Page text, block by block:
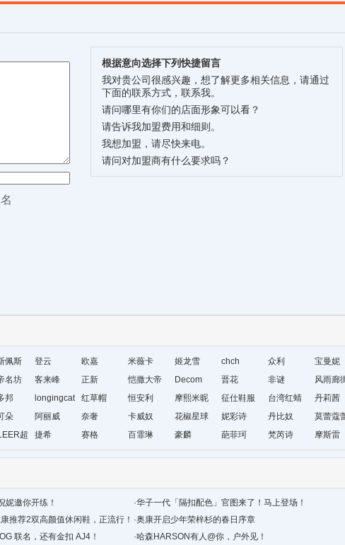
根据意向选择下列快捷留言
我对贵公司很感兴趣，想了解更多相关信息，请通过
下面的联系方式，联系我。
请问哪里有你们的店面形象可以看？
请告诉我加盟费用和细则。
我想加盟，请尽快来电。
请问对加盟商有什么要求吗？
佩斯 登云 欧嘉 米薇卡 姬龙雪 chch 众利
宝曼妮
名坊 客来峰 正新 恺撒大帝 Decom 晋花 非谜
风雨廊
邦 longingcat 红草帽 恒安利 摩熙米昵 征仕鞋服
台湾红蜻
蜓
丹莉茜
朵 阿丽威 奈奢 卡威奴 花椒星球 妮彩诗 丹比奴
莫蕾蔻
超
捷希 赛格 百霏琳 豪麟 葩菲珂 梵芮诗 摩斯雷
妮邀你开练！ ·华子一代「隔扣配色」官图来了！马上登场！
推荐2双高颜值休闲鞋，正流行！ ·奥康开启少年荣梓杉的春日序章
联名，还有金扣 AJ4！ ·哈森HARSON有人@你，户外见！